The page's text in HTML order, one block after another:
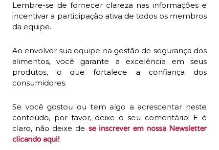
Lembre-se de fornecer clareza nas informações e
incentivar a participação ativa de todos os membros
da equipe.
Ao envolver sua equipe na gestão de segurança dos
alimentos, você garante a excelência em seus
produtos, o que fortalece a confiança dos
consumidores.
Se você gostou ou tem algo a acrescentar neste
conteúdo, por favor, deixe o seu comentário! E é
claro, não deixe de se inscrever em nossa Newsletter
clicando aqui!